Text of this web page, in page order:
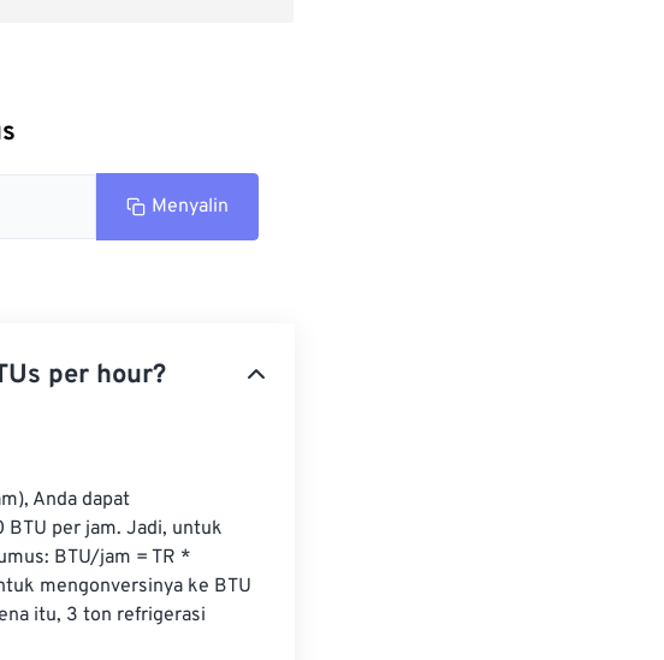
Menyalin
per hour?
Anda dapat
per jam. Jadi, untuk
BTU/jam = TR *
mengonversinya ke BTU
itu, 3 ton refrigerasi